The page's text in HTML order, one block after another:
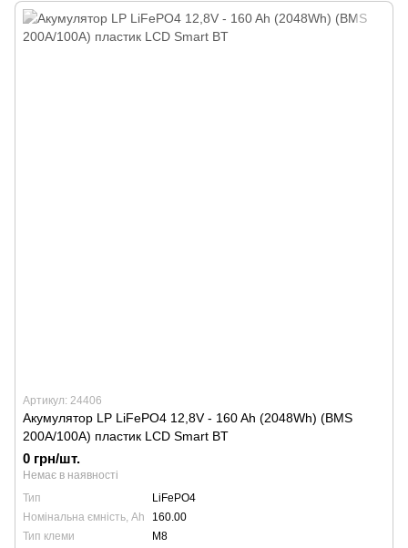
Артикул: 24406
Акумулятор LP LiFePO4 12,8V - 160 Ah (2048Wh) (BMS
200A/100А) пластик LCD Smart BT
0 грн/шт.
Немає в наявності
Тип
LiFePO4
Номінальна ємність, Ah
160.00
Тип клеми
М8